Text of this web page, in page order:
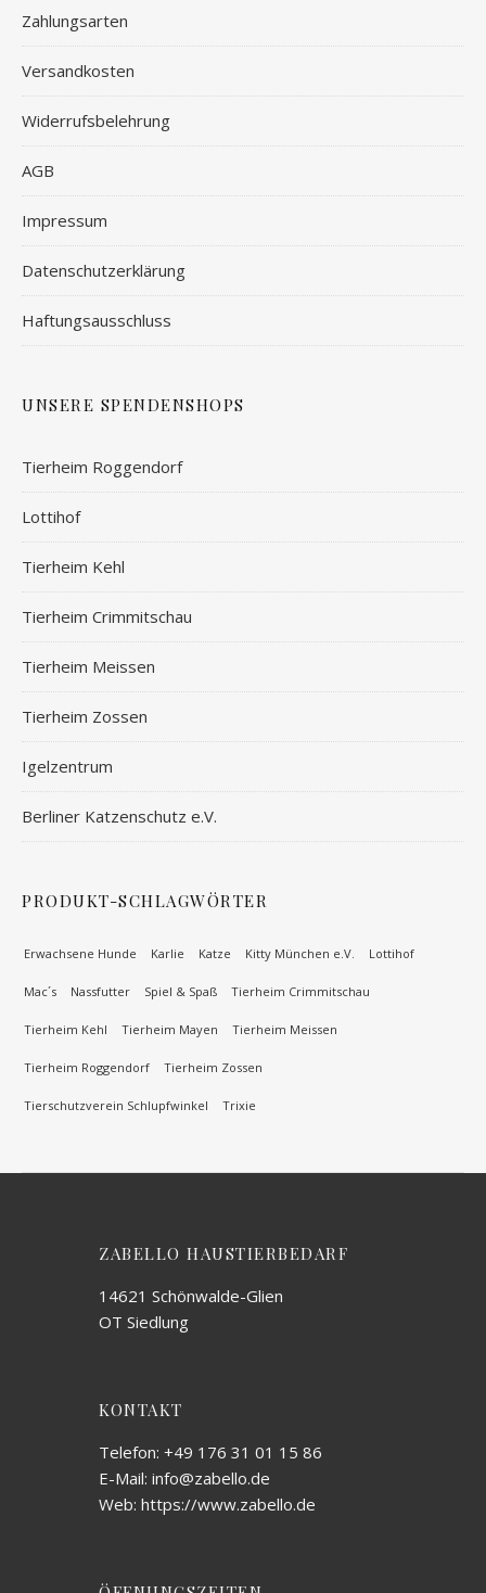
Zahlungsarten
Versandkosten
Widerrufsbelehrung
AGB
Impressum
Datenschutzerklärung
Haftungsausschluss
UNSERE SPENDENSHOPS
Tierheim Roggendorf
Lottihof
Tierheim Kehl
Tierheim Crimmitschau
Tierheim Meissen
Tierheim Zossen
Igelzentrum
Berliner Katzenschutz e.V.
PRODUKT-SCHLAGWÖRTER
Erwachsene Hunde Karlie Katze Kitty München e.V. Lottihof
Mac´s Nassfutter Spiel & Spaß Tierheim Crimmitschau
Tierheim Kehl Tierheim Mayen Tierheim Meissen
Tierheim Roggendorf Tierheim Zossen
Tierschutzverein Schlupfwinkel Trixie
ZABELLO HAUSTIERBEDARF
14621 Schönwalde-Glien
OT Siedlung
KONTAKT
Telefon: +49 176 31 01 15 86
E-Mail: info@zabello.de
Web: https://www.zabello.de